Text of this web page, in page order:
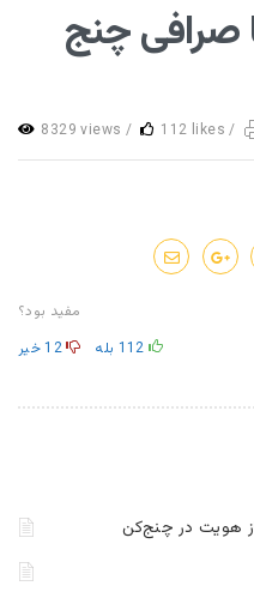
صرافی چنج
8329 views / 112 likes /
مفید بود؟
112 بله 12 خیر
هویت در چنج‌کن